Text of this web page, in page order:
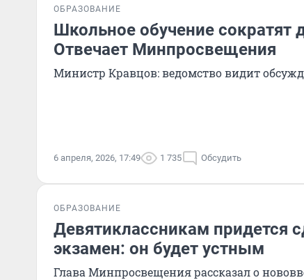
ОБРАЗОВАНИЕ
Школьное обучение сократят
Отвечает Минпросвещения
Министр Кравцов: ведомство видит
6 апреля, 2026, 17:49 1 735 Обсудить
ОБРАЗОВАНИЕ
Девятиклассникам придется
экзамен: он будет устным
Глава Минпросвещения рассказал о